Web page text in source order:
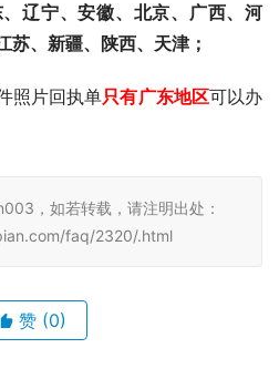
、辽宁、安徽、北京、广西、河
苏、新疆、陕西、天津；
照片回执单只有广东地区可以办
，如若转载，请注明出处：
faq/2320/.html
赞 (0)